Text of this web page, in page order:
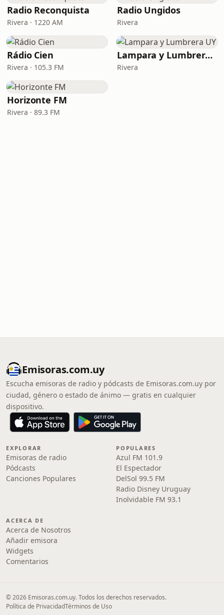
Radio Reconquista
Rivera · 1220 AM
Radio Ungidos
Rivera
Rádio Cien
Rivera · 105.3 FM
Lampara y Lumbrera UY
Rivera
Horizonte FM
Rivera · 89.3 FM
Emisoras.com.uy
Escucha emisoras de radio y pódcasts de Emisoras.com.uy por
ciudad, género o estado de ánimo — gratis en cualquier
dispositivo.
EXPLORAR
Emisoras de radio
Pódcasts
Canciones Populares
POPULARES
Azul FM 101.9
El Espectador
DelSol 99.5 FM
Radio Disney Uruguay
Inolvidable FM 93.1
ACERCA DE
Acerca de Nosotros
Añadir emisora
Widgets
Comentarios
© 2026 Emisoras.com.uy. Todos los derechos reservados.
Política de PrivacidadTérminos de Uso